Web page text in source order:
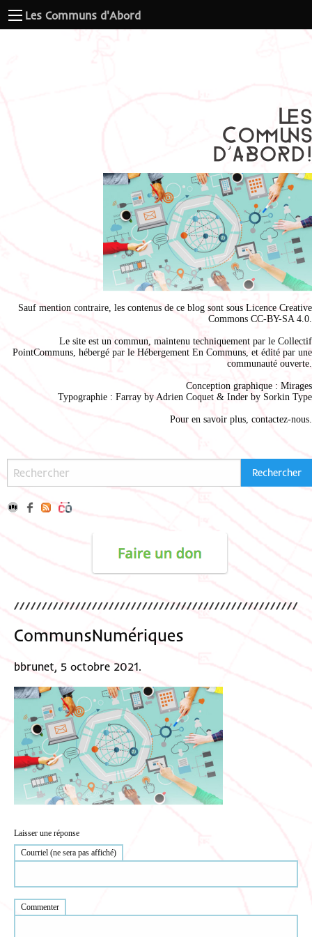
Les Communs d'Abord
Sauf mention contraire, les contenus de ce blog sont sous Licence Creative
Commons CC-BY-SA 4.0
Le site est un commun, maintenu techniquement par le Collectif
PointCommuns , hébergé par le Hébergement En Communs , et édité par une
communauté ouverte.
Conception graphique : Mirages
Typographie : Farray by Adrien Coquet & Inder by Sorkin Type
Pour en savoir plus, contactez-nous
CommunsNumériques
bbrunet, 5 octobre 2021.
Laisser une réponse
Courriel (ne sera pas affiché)
Commenter